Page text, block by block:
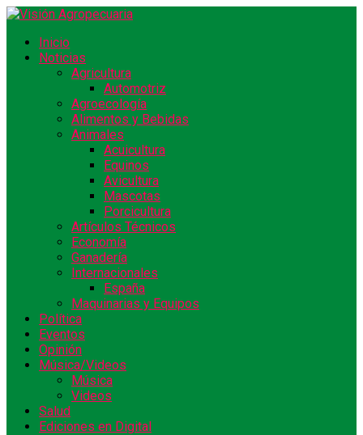
Inicio
Noticias
Agricultura
Automotriz
Agroecología
Alimentos y Bebidas
Animales
Acuicultura
Equinos
Avicultura
Mascotas
Porcicultura
Artículos Técnicos
Economía
Ganadería
Internacionales
España
Maquinarias y Equipos
Política
Eventos
Opinión
Música/Videos
Música
Videos
Salud
Ediciones en Digital